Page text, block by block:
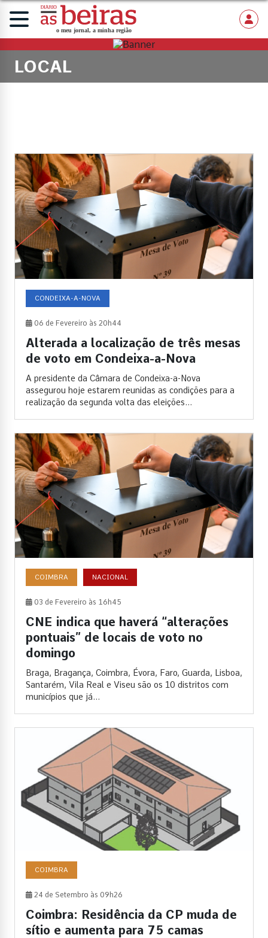
LOCAL
CONDEIXA-A-NOVA
06 de Fevereiro às 20h44
Alterada a localização de três mesas
de voto em Condeixa-a-Nova
A presidente da Câmara de Condeixa-a-Nova
assegurou hoje estarem reunidas as condições para a
realização da segunda volta das eleições...
COIMBRA NACIONAL
03 de Fevereiro às 16h45
CNE indica que haverá “alterações
pontuais” de locais de voto no
domingo
Braga, Bragança, Coimbra, Évora, Faro, Guarda, Lisboa,
Santarém, Vila Real e Viseu são os 10 distritos com
municípios que já...
COIMBRA
24 de Setembro às 09h26
Coimbra: Residência da CP muda de
sítio e aumenta para 75 camas